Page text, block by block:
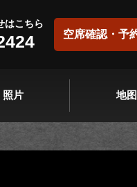
はこちら
空席確認・予
照片 地图